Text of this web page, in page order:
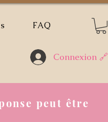
FAQ
Connexion 🔗
peut être